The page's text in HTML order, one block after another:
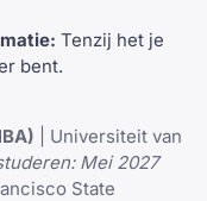
Tenzij het je
bent.
| Universiteit van
Mei 2027
State